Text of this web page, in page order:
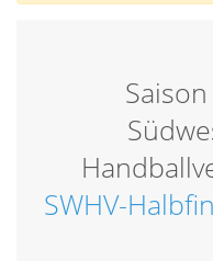
SWHV-